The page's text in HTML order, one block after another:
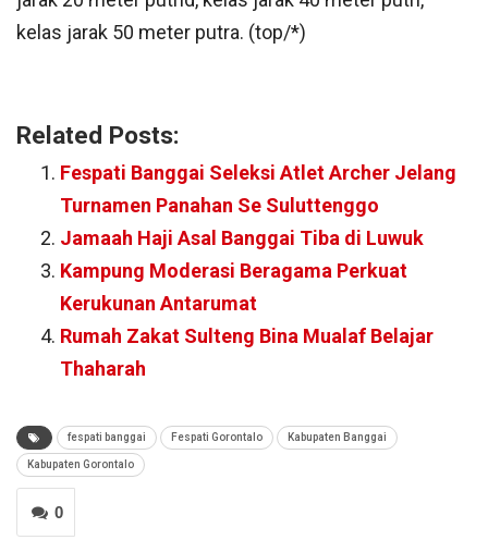
kelas jarak 50 meter putra. (top/*)
Related Posts:
Fespati Banggai Seleksi Atlet Archer Jelang
Turnamen Panahan Se Suluttenggo
Jamaah Haji Asal Banggai Tiba di Luwuk
Kampung Moderasi Beragama Perkuat
Kerukunan Antarumat
Rumah Zakat Sulteng Bina Mualaf Belajar
Thaharah
fespati banggai Fespati Gorontalo Kabupaten Banggai
Kabupaten Gorontalo
0